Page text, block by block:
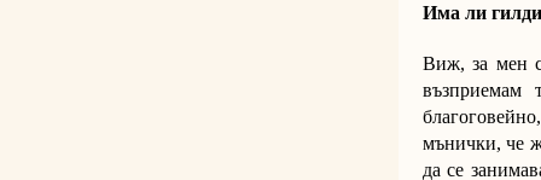
Има ли
Виж, за мен
възприемам
мънички, че
да се